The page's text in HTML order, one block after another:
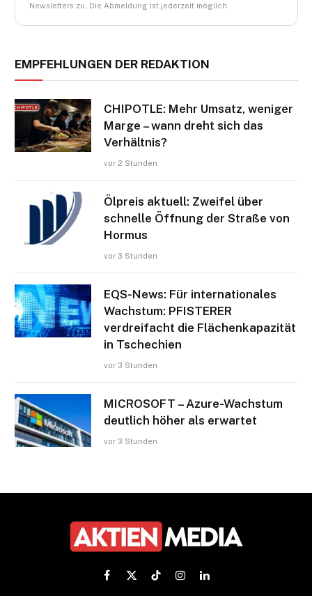
Newsletters zu. Die Abmeldung ist jederzeit möglich.
EMPFEHLUNGEN DER REDAKTION
CHIPOTLE: Mehr Umsatz, weniger
Marge – wann dreht sich das
Verhältnis?
vor 2 Stunden
Ölpreis aktuell: Zweifel über
schnelle Öffnung der Straße von
Hormus
vor 3 Stunden
EQS-News: Für internationales
Wachstum: PFISTERER
verdreifacht die Flächenkapazität
in Tschechien
vor 3 Stunden
MICROSOFT – Azure-Wachstum
deutlich höher als erwartet
vor 3 Stunden
Facebook
X
TikTokInstagramLinkedIn